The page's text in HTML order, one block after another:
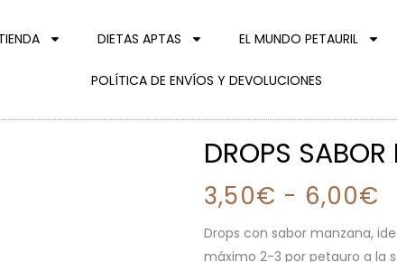
DIETAS APTAS EL MUNDO PETAURIL
POLÍTICA DE ENVÍOS Y DEVOLUCIONES
DROPS
3,50€ - 6,00€
Drops con sabor manzana,
máximo 2-3 por petauro a la